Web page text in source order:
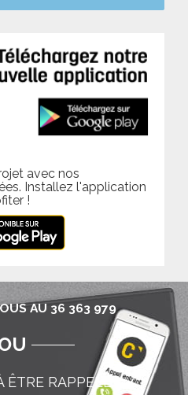
avec nos
Installez l'application
!
AU 36 363 979
ÊTRE RAPPELÉ